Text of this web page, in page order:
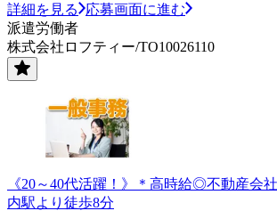
詳細を見る
応募画面に進む
派遣労働者
株式会社ロフティー/TO10026110
《20～40代活躍！》＊高時給◎不動産会
内駅より徒歩8分